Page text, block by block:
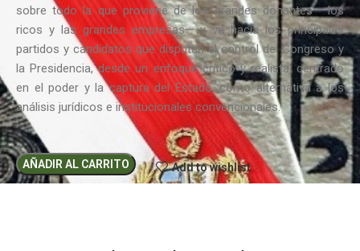
sobre todo la que proviene de los grandes donantes —los
ricos y las grandes empresas— y va hacia los principales
partidos y candidatos que disputan el control del Congreso y
la Presidencia, desde un enfoque crítico y realista, centrado
en el poder y la captura del Estado, como alternativa a los
análisis jurídicos e institucionales convencionales.
AÑADIR AL CARRITO Add to wishlist